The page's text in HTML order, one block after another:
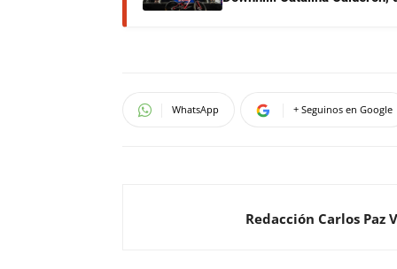
WhatsApp + Seguinos en Google
Redacción Carlos Paz